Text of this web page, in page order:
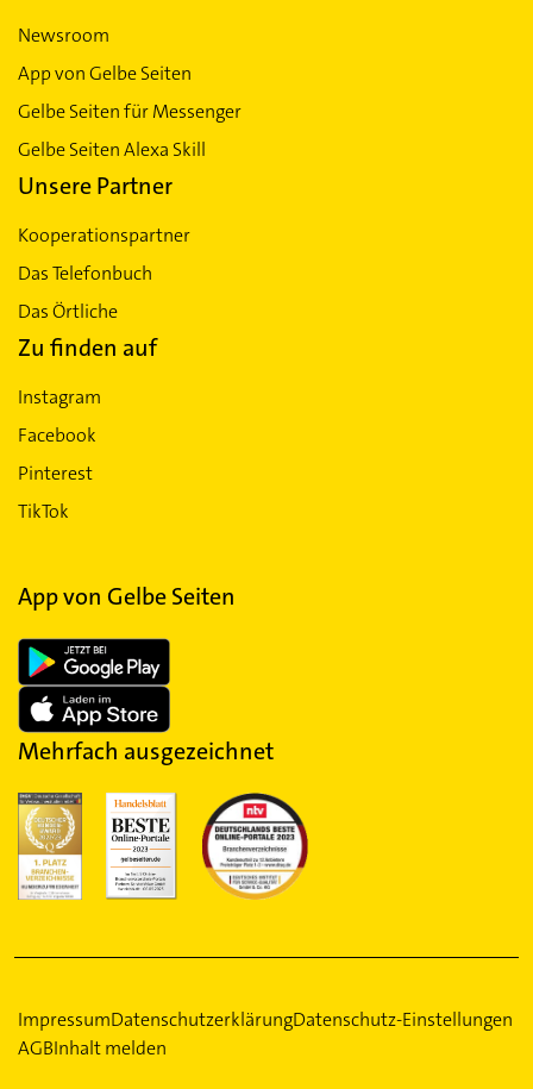
Newsroom
App von Gelbe Seiten
Gelbe Seiten für Messenger
Gelbe Seiten Alexa Skill
Unsere Partner
Kooperationspartner
Das Telefonbuch
Das Örtliche
Zu finden auf
Instagram
Facebook
Pinterest
TikTok
App von Gelbe Seiten
Mehrfach ausgezeichnet
ImpressumDatenschutzerklärungDatenschutz-Einstellungen
AGBInhalt melden